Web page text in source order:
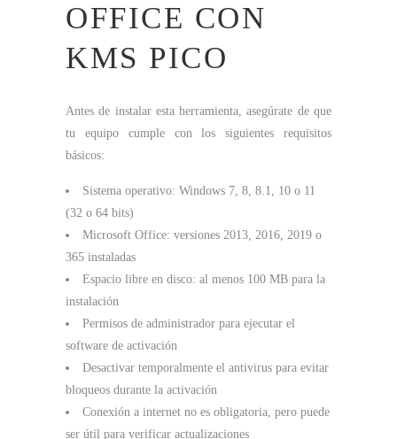
OFFICE CON
KMS PICO
Antes de instalar esta herramienta, asegúrate de que
tu equipo cumple con los siguientes requisitos
básicos:
Sistema operativo: Windows 7, 8, 8.1, 10 o 11
(32 o 64 bits)
Microsoft Office: versiones 2013, 2016, 2019 o
365 instaladas
Espacio libre en disco: al menos 100 MB para la
instalación
Permisos de administrador para ejecutar el
software de activación
Desactivar temporalmente el antivirus para evitar
bloqueos durante la activación
Conexión a internet no es obligatoria, pero puede
ser útil para verificar actualizaciones